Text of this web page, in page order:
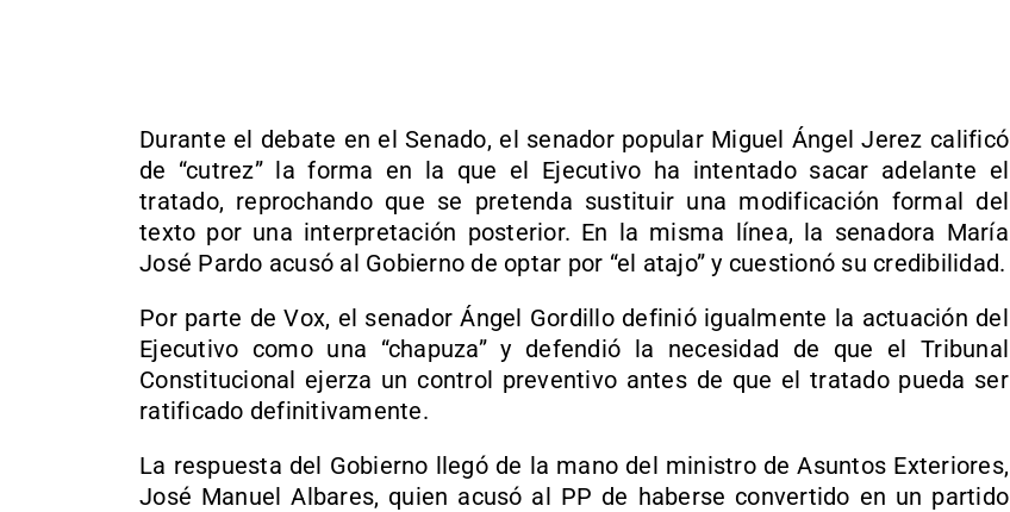
Durante el debate en el Senado, el senador popular Miguel Ángel Jerez calificó
de “cutrez” la forma en la que el Ejecutivo ha intentado sacar adelante el
tratado, reprochando que se pretenda sustituir una modificación formal del
texto por una interpretación posterior. En la misma línea, la senadora María
José Pardo acusó al Gobierno de optar por “el atajo” y cuestionó su credibilidad.
Por parte de Vox, el senador Ángel Gordillo definió igualmente la actuación del
Ejecutivo como una “chapuza” y defendió la necesidad de que el Tribunal
Constitucional ejerza un control preventivo antes de que el tratado pueda ser
ratificado definitivamente.
La respuesta del Gobierno llegó de la mano del ministro de Asuntos Exteriores,
José Manuel Albares, quien acusó al PP de haberse convertido en un partido